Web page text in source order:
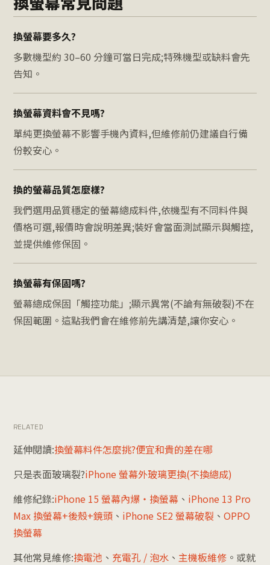
換螢幕要多久?
多數機型約 30–60 分鐘可當日完成;特殊機型或缺料會先
告知。
換螢幕資料會不見嗎?
單純更換螢幕不影響手機內資料,但維修前仍建議自行備
份較安心。
換的螢幕品質怎麼樣?
我們選用品質穩定的螢幕總成料件,依機型有不同料件與
價格可選,報價時會說明差異;裝好會當面測試顯示與觸控,
並提供維修保固。
換螢幕有保固嗎?
螢幕總成保固「觸控功能」;顯示異常(不論有無破裂)不在
保固範圍。這點我們會在維修前先講清楚,讓你安心。
RELATED
延伸閱讀:換螢幕料件怎麼挑?便宜和貴的差在哪
只是表面玻璃裂?iPhone 螢幕外玻璃更換(不換總成)
維修紀錄:iPhone 15 螢幕內爆・換螢幕 、 iPhone 13 Pro
Max 換螢幕+後殼+鏡頭 、 iPhone SE2 螢幕破裂 、 OPPO
換螢幕
其他常見維修:換電池 、 充電孔 / 泡水 、 主機板維修 。或就